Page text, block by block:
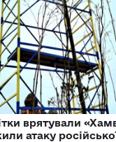
врятували
атаку